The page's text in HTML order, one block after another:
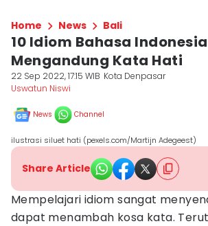
Home News Bali
10 Idiom Bahasa
Mengandung Kata Hati
22 Sep 2022, 17:15 WIB Kota Denpasar
Uswatun Niswi
News Channel
ilustrasi siluet hati (pexels.com/Martijn Adegeest)
Share Article
Mempelajari idiom sangat
dapat menambah kosa kata.